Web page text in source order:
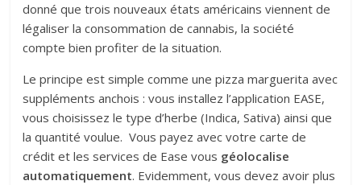
donné que trois nouveaux états américains viennent de
légaliser la consommation de cannabis, la société
compte bien profiter de la situation.
Le principe est simple comme une pizza marguerita avec
suppléments anchois : vous installez l’application EASE,
vous choisissez le type d’herbe (Indica, Sativa) ainsi que
la quantité voulue. Vous payez avec votre carte de
crédit et les services de Ease vous géolocalise
automatiquement. Evidemment, vous devez avoir plus